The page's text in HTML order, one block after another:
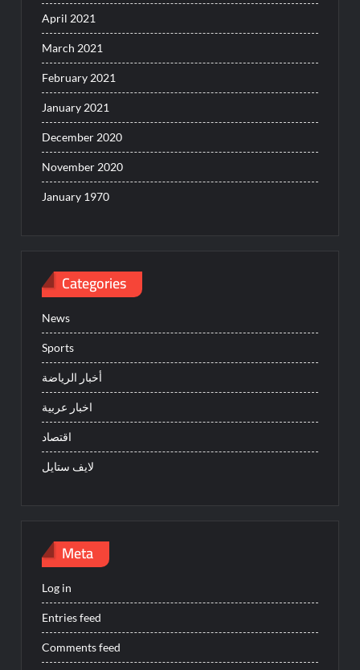
April 2021
March 2021
February 2021
January 2021
December 2020
November 2020
January 1970
Categories
News
Sports
أخبار الرياضة
اخبار عربية
اقتصاد
لايف ستايل
Meta
Log in
Entries feed
Comments feed